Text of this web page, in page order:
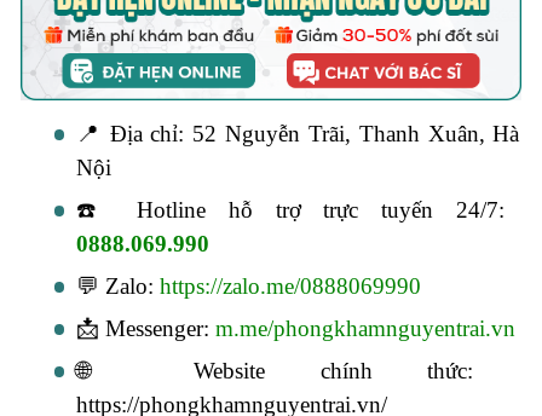
📍 Địa chỉ: 52 Nguyễn Trãi, Thanh Xuân, Hà
Nội
☎️ Hotline hỗ trợ trực tuyến 24/7:
0888.069.990
💬 Zalo: https://zalo.me/0888069990
📩 Messenger: m.me/phongkhamnguyentrai.vn
🌐 Website chính thức:
https://phongkhamnguyentrai.vn/